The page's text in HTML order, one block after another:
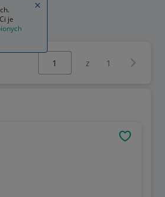
Wybierz stronę:
z 1
je
Zamknij wskazówkę